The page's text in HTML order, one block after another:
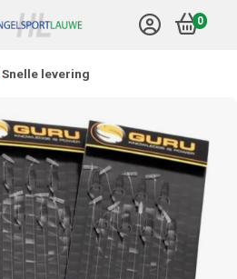
0
dan 1.000 producten